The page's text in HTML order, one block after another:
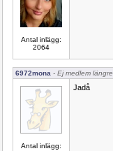
Antal inlägg:
2064
6972mona - Ej medlem längre
Antal inlägg:
Jadå